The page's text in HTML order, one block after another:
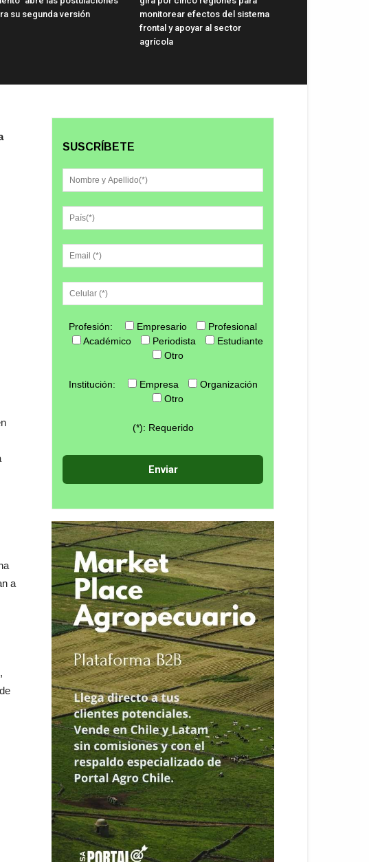
su segunda versión
monitorear efectos del sistema
frontal y apoyar al sector
agrícola
a
SUSCRÍBETE
Profesión: Empresario
Profesional
Académico
Periodista
Estudiante
Otro
Institución: Empresa
Organización
Otro
(*): Requerido